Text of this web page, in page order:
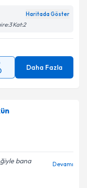
Haritada Göster
Kat:2
Daha Fazla
bana
Devamı